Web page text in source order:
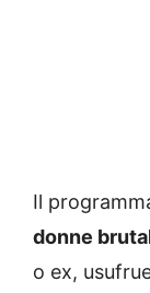
Il
donne
o ex,